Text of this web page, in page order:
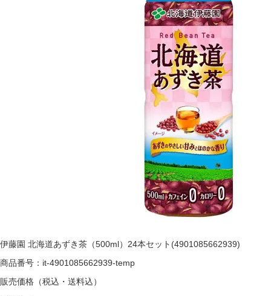
伊藤園 北海道あずき茶（500ml）24本セット(4901085662939)
商品番号：it-4901085662939-temp
販売価格 （税込・送料込）